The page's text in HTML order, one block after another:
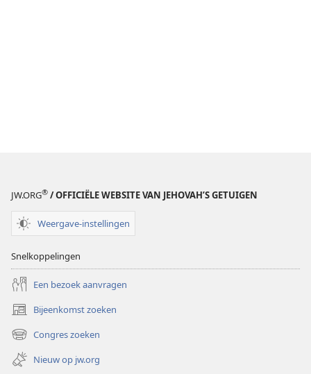
JW.ORG® / OFFICIËLE WEBSITE VAN JEHOVAH’S GETUIGEN
Weergave-instellingen
Snelkoppelingen
Een bezoek aanvragen
Bijeenkomst zoeken
(opent
nieuw
venster)
Congres zoeken
(opent
nieuw
venster)
Nieuw op jw.org